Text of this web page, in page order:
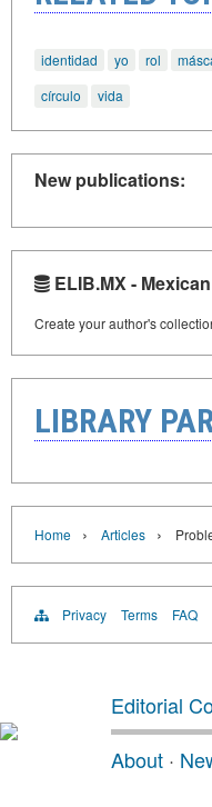
identidad yo rol
círculo
vida
New publications:
ELIB.MX -
Create your author's
LIBRARY
Home › Articles ›
Privacy Terms FAQ
Editorial
About ·